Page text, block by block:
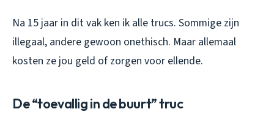
Na 15 jaar in dit vak ken ik alle trucs. Sommige zijn
illegaal, andere gewoon onethisch. Maar allemaal
kosten ze jou geld of zorgen voor ellende.
De “toevallig in de buurt” truc